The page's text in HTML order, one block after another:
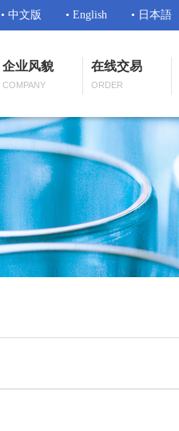
• 中文版 • English • 日本語
企业风貌
COMPANY
在线交易
ORDER